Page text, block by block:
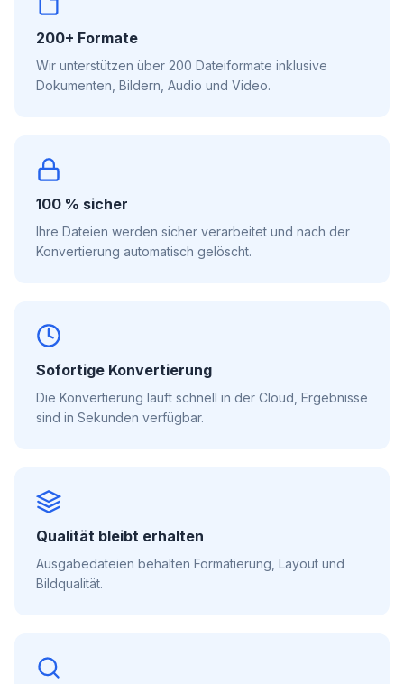
200+ Formate
Wir unterstützen über 200 Dateiformate inklusive
Dokumenten, Bildern, Audio und Video.
100 % sicher
Ihre Dateien werden sicher verarbeitet und nach der
Konvertierung automatisch gelöscht.
Sofortige Konvertierung
Die Konvertierung läuft schnell in der Cloud, Ergebnisse
sind in Sekunden verfügbar.
Qualität bleibt erhalten
Ausgabedateien behalten Formatierung, Layout und
Bildqualität.